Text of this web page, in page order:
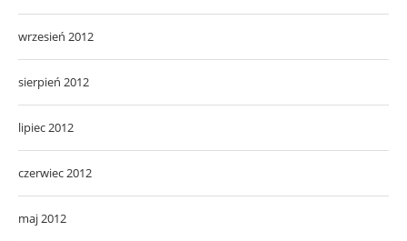
wrzesień 2012
sierpień 2012
lipiec 2012
czerwiec 2012
maj 2012